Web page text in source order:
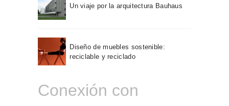
Un viaje por la arquitectura Bauhaus
Diseño de muebles sostenible:
reciclable y reciclado
Conexión con